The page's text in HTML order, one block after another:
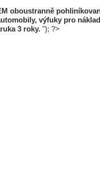
oboustranně
výfuky pro
3 roky. "); ?>